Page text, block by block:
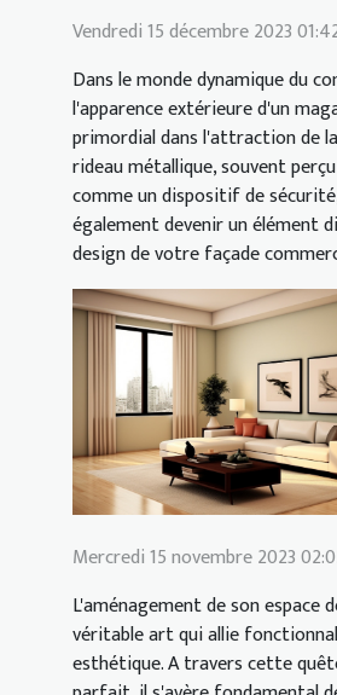
Vendredi 15 décembre 2023
Dans le monde dynamique du
l'apparence extérieure d'un
primordial dans l'attraction de
rideau métallique, souvent
comme un dispositif de
également devenir un élément
design de votre façade
Mercredi 15 novembre 2023
L'aménagement de son espace
véritable art qui allie
esthétique. A travers cette